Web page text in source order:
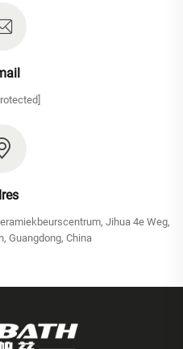
Jihua 4e Weg,
Guangdong, China